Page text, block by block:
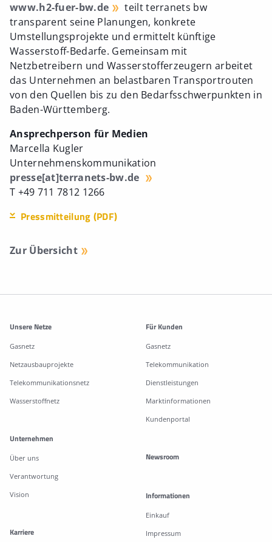
www.h2-fuer-bw.de
teilt terranets bw
transparent seine Planungen, konkrete
Umstellungsprojekte und ermittelt künftige
Wasserstoff-Bedarfe. Gemeinsam mit
Netzbetreibern und Wasserstofferzeugern arbeitet
das Unternehmen an belastbaren Transportrouten
von den Quellen bis zu den Bedarfsschwerpunkten in
Baden-Württemberg.
Ansprechperson für Medien
Marcella Kugler
Unternehmenskommunikation
presse[at]terranets-bw.de
T +49 711 7812 1266
Pressmitteilung (PDF)
Zur Übersicht
Weitere Informationen
Unsere Netze
Gasnetz
Netzausbauprojekte
Telekommunikationsnetz
Wasserstoffnetz
Für Kunden
Gasnetz
Telekommunikation
Dienstleistungen
Marktinformationen
Kundenportal
Unternehmen
Über uns
Verantwortung
Vision
Karriere
Newsroom
Informationen
Einkauf
Impressum